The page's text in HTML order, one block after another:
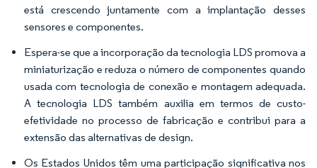
está crescendo juntamente com a implantação desses
sensores e componentes.
Espera-se que a incorporação da tecnologia LDS promova a
miniaturização e reduza o número de componentes quando
usada com tecnologia de conexão e montagem adequada.
A tecnologia LDS também auxilia em termos de custo-
efetividade no processo de fabricação e contribui para a
extensão das alternativas de design.
Os Estados Unidos têm uma participação significativa nos